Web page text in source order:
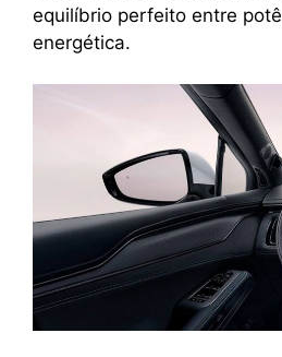
equilíbrio perfeito entre
energética.